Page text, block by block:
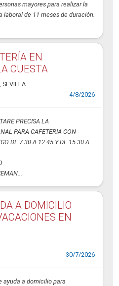
mayores para realizar la
laboral de 11 meses de duración.
EN
CUESTA
, SEVILLA
4/8/2026
PRECISA LA
PARA CAFETERIA CON
DE 7:30 A 12:45 Y DE 15:30 A
A DOMICILIO
EN
30/7/2026
ayuda a domicilio para